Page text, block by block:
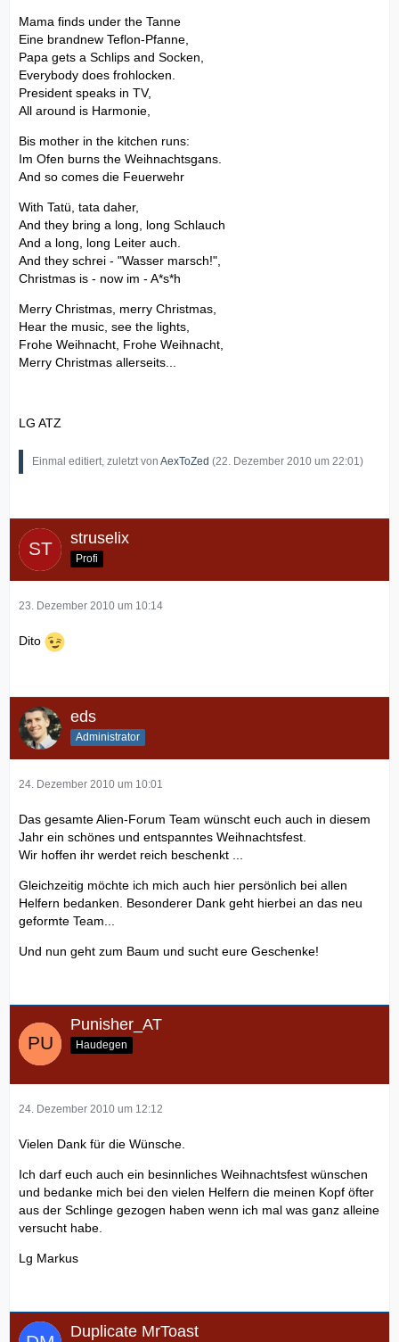
Mama finds under the Tanne
Eine brandnew Teflon-Pfanne,
Papa gets a Schlips and Socken,
Everybody does frohlocken.
President speaks in TV,
All around is Harmonie,
Bis mother in the kitchen runs:
Im Ofen burns the Weihnachtsgans.
And so comes die Feuerwehr
With Tatü, tata daher,
And they bring a long, long Schlauch
And a long, long Leiter auch.
And they schrei - "Wasser marsch!",
Christmas is - now im - A*s*h
Merry Christmas, merry Christmas,
Hear the music, see the lights,
Frohe Weihnacht, Frohe Weihnacht,
Merry Christmas allerseits...
LG ATZ
Einmal editiert, zuletzt von AexToZed (22. Dezember 2010 um 22:01 )
struselix
Profi
23. Dezember 2010 um 10:14
Dito
eds
Administrator
24. Dezember 2010 um 10:01
Das gesamte Alien-Forum Team wünscht euch auch in diesem
Jahr ein schönes und entspanntes Weihnachtsfest.
Wir hoffen ihr werdet reich beschenkt ...
Gleichzeitig möchte ich mich auch hier persönlich bei allen
Helfern bedanken. Besonderer Dank geht hierbei an das neu
geformte Team...
Und nun geht zum Baum und sucht eure Geschenke!
Punisher_AT
Haudegen
24. Dezember 2010 um 12:12
Vielen Dank für die Wünsche.
Ich darf euch auch ein besinnliches Weihnachtsfest wünschen
und bedanke mich bei den vielen Helfern die meinen Kopf öfter
aus der Schlinge gezogen haben wenn ich mal was ganz alleine
versucht habe.
Lg Markus
Duplicate MrToast